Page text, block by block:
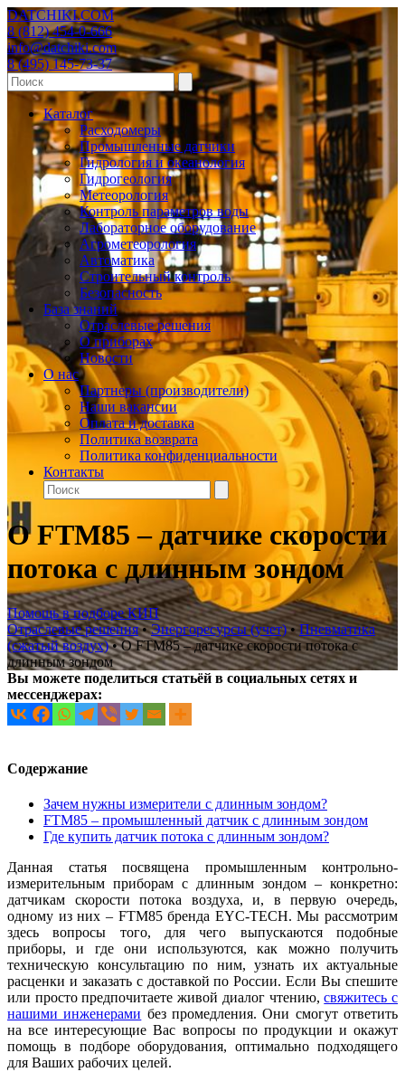
DATCHIKI.COM
8 (812) 454-0-666
info@datchiki.com
8 (495) 145-73-37
Каталог
Расходомеры
Промышленные датчики
Гидрология и океанология
Гидрогеология
Метеорология
Контроль параметров воды
Лабораторное оборудование
Агрометеорология
Автоматика
Строительный контроль
Безопасность
База знаний
Отраслевые решения
О приборах
Новости
О нас
Партнеры (производители)
Наши вакансии
Оплата и доставка
Политика возврата
Политика конфиденциальности
Контакты
О FTM85 – датчике скорости
потока с длинным зондом
Помощь в подборе КИП
Отраслевые решения•Энергоресурсы (учет)•Пневматика
(сжатый воздух)•О FTM85 – датчике скорости потока с
длинным зондом
Вы можете поделиться статьёй в социальных сетях и
мессенджерах:
Содержание
Зачем нужны измерители с длинным зондом?
FTM85 – промышленный датчик с длинным зондом
Где купить датчик потока с длинным зондом?
Данная статья посвящена промышленным контрольно-
измерительным приборам с длинным зондом – конкретно:
датчикам скорости потока воздуха, и, в первую очередь,
одному из них – FTM85 бренда EYC-TECH. Мы рассмотрим
здесь вопросы того, для чего выпускаются подобные
приборы, и где они используются, как можно получить
техническую консультацию по ним, узнать их актуальные
расценки и заказать с доставкой по России. Если Вы спешите
или просто предпочитаете живой диалог чтению,свяжитесь с
нашими инженерами без промедления. Они смогут ответить
на все интересующие Вас вопросы по продукции и окажут
помощь в подборе оборудования, оптимально подходящего
для Ваших рабочих целей.